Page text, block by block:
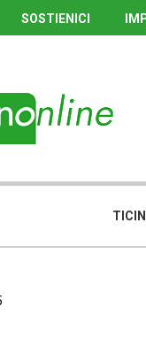
SOSTIENICI